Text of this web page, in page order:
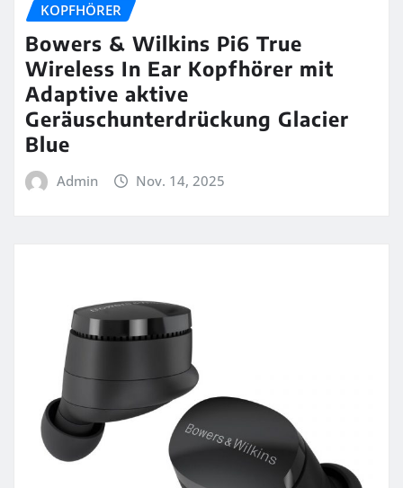
KOPFHÖRER
Bowers & Wilkins Pi6 True
Wireless In Ear Kopfhörer mit
Adaptive aktive
Geräuschunterdrückung Glacier
Blue
Admin Nov. 14, 2025